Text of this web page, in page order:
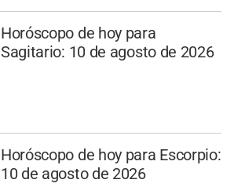
Horóscopo de hoy para
Sagitario: 10 de agosto de 2026
Horóscopo de hoy para Escorpio:
10 de agosto de 2026